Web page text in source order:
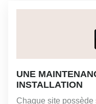
UNE
INSTALLATION
Chaque site